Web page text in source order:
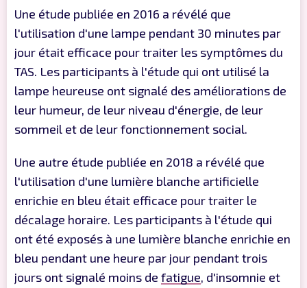
Une étude publiée en 2016 a révélé que
l'utilisation d'une lampe pendant 30 minutes par
jour était efficace pour traiter les symptômes du
TAS. Les participants à l'étude qui ont utilisé la
lampe heureuse ont signalé des améliorations de
leur humeur, de leur niveau d'énergie, de leur
sommeil et de leur fonctionnement social.
Une autre étude publiée en 2018 a révélé que
l'utilisation d'une lumière blanche artificielle
enrichie en bleu était efficace pour traiter le
décalage horaire. Les participants à l'étude qui
ont été exposés à une lumière blanche enrichie en
bleu pendant une heure par jour pendant trois
jours ont signalé moins de fatigue, d'insomnie et